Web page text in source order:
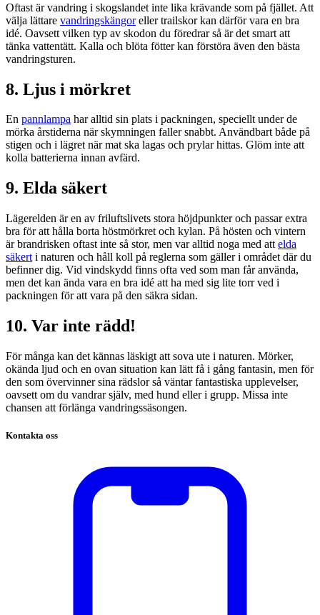
Oftast är vandring i skogslandet inte lika krävande som på fjället. Att
välja lättare vandringskängoreller trailskor kan därför vara en bra
idé. Oavsett vilken typ av skodon du föredrar så är det smart att
tänka vattentätt. Kalla och blöta fötter kan förstöra även den bästa
vandringsturen.
8. Ljus i mörkret
En pannlampa har alltid sin plats i packningen, speciellt under de
mörka årstiderna när skymningen faller snabbt. Användbart både på
stigen och i lägret när mat ska lagas och prylar hittas. Glöm inte att
kolla batterierna innan avfärd.
9. Elda säkert
Lägerelden är en av friluftslivets stora höjdpunkter och passar extra
bra för att hålla borta höstmörkret och kylan. På hösten och vintern
är brandrisken oftast inte så stor, men var alltid noga med att elda
säkert i naturen och håll koll på reglerna som gäller i området där du
befinner dig. Vid vindskydd finns ofta ved som man får använda,
men det kan ända vara en bra idé att ha med sig lite torr ved i
packningen för att vara på den säkra sidan.
10. Var inte rädd!
För många kan det kännas läskigt att sova ute i naturen. Mörker,
okända ljud och en ovan situation kan lätt få i gång fantasin, men för
den som övervinner sina rädslor så väntar fantastiska upplevelser,
oavsett om du vandrar själv, med hund eller i grupp. Missa inte
chansen att förlänga vandringssäsongen.
Kontakta oss